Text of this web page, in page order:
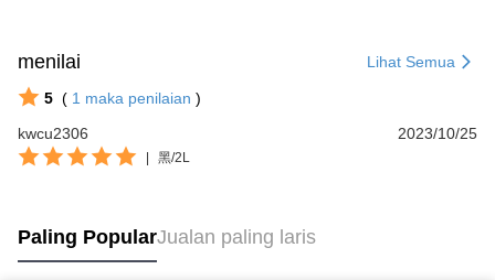
menilai Lihat Semua
5 ( 1 maka penilaian )
kwcu2306
2023/10/25
黑/2L
Paling PopularJualan paling laris